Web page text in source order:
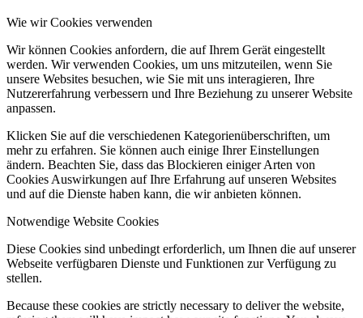
Wie wir Cookies verwenden
Wir können Cookies anfordern, die auf Ihrem Gerät eingestellt
werden. Wir verwenden Cookies, um uns mitzuteilen, wenn Sie
unsere Websites besuchen, wie Sie mit uns interagieren, Ihre
Nutzererfahrung verbessern und Ihre Beziehung zu unserer Website
anpassen.
Klicken Sie auf die verschiedenen Kategorienüberschriften, um
mehr zu erfahren. Sie können auch einige Ihrer Einstellungen
ändern. Beachten Sie, dass das Blockieren einiger Arten von
Cookies Auswirkungen auf Ihre Erfahrung auf unseren Websites
und auf die Dienste haben kann, die wir anbieten können.
Notwendige Website Cookies
Diese Cookies sind unbedingt erforderlich, um Ihnen die auf unserer
Webseite verfügbaren Dienste und Funktionen zur Verfügung zu
stellen.
Because these cookies are strictly necessary to deliver the website,